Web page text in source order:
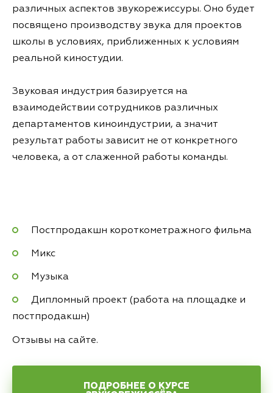
различных аспектов звукорежиссуры. Оно будет
посвящено производству звука для проектов
школы в условиях, приближенных к условиям
реальной киностудии.
Звуковая индустрия базируется на
взаимодействии сотрудников различных
департаментов киноиндустрии, а значит
результат работы зависит не от конкретного
человека, а от слаженной работы команды.
Постпродакшн короткометражного фильма
Микс
Музыка
Дипломный проект (работа на площадке и
постпродакшн)
Отзывы на сайте.
ПОДРОБНЕЕ О КУРСЕ